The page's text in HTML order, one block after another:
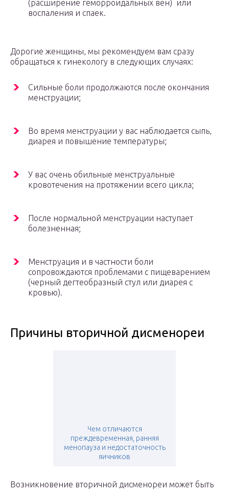
(расширение геморроидальных вен) или
воспаления и спаек.
Дорогие женщины, мы рекомендуем вам сразу
обращаться к гинекологу в следующих случаях:
Сильные боли продолжаются после окончания
менструации;
Во время менструации у вас наблюдается сыпь,
диарея и повышение температуры;
У вас очень обильные менструальные
кровотечения на протяжении всего цикла;
После нормальной менструации наступает
болезненная;
Менструация и в частности боли
сопровождаются проблемами с пищеварением
(черный дегтеобразный стул или диарея с
кровью).
Причины вторичной дисменореи
Чем отличаются
преждевременная, ранняя
менопауза и недостаточность
яичников
Возникновение вторичной дисменореи может быть